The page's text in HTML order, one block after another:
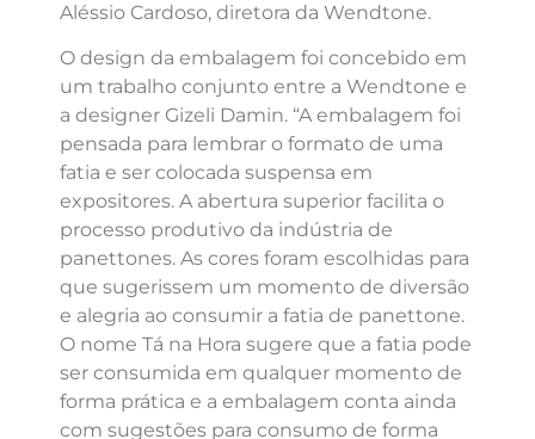
Aléssio Cardoso, diretora da Wendtone.
O design da embalagem foi concebido em
um trabalho conjunto entre a Wendtone e
a designer Gizeli Damin. “A embalagem foi
pensada para lembrar o formato de uma
fatia e ser colocada suspensa em
expositores. A abertura superior facilita o
processo produtivo da indústria de
panettones. As cores foram escolhidas para
que sugerissem um momento de diversão
e alegria ao consumir a fatia de panettone.
O nome Tá na Hora sugere que a fatia pode
ser consumida em qualquer momento de
forma prática e a embalagem conta ainda
com sugestões para consumo de forma